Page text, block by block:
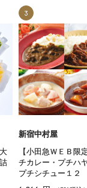
3
新宿中村屋
【小田急ＷＥＢ限
チカレー・プチハ
プチシチュー１２